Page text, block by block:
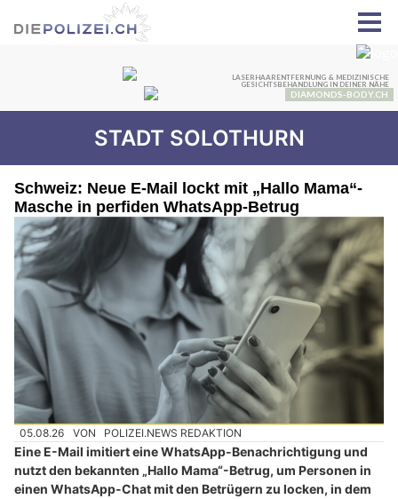
STADT SOLOTHURN
Schweiz: Neue E-Mail lockt mit „Hallo Mama“-
Masche in perfiden WhatsApp-Betrug
05.08.26 VON POLIZEI.NEWS REDAKTION
Eine E-Mail imitiert eine WhatsApp-Benachrichtigung und
nutzt den bekannten „Hallo Mama“-Betrug, um Personen in
einen WhatsApp-Chat mit den Betrügern zu locken, in dem